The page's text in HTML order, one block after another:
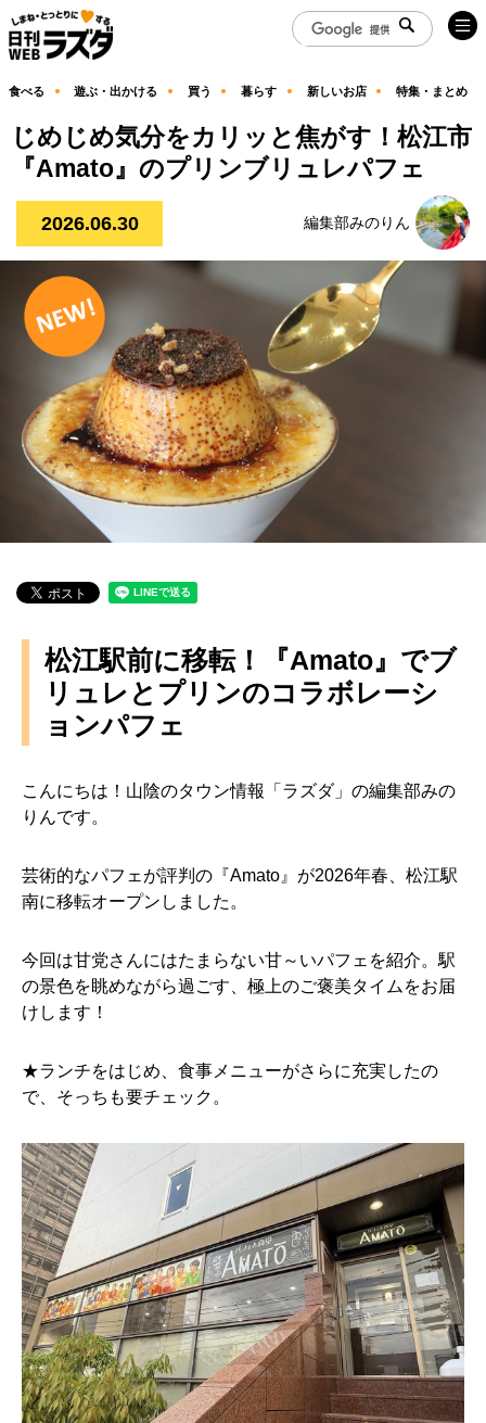
食べる 遊ぶ・出かける 買う 暮らす 新しいお店 特集・まとめ
じめじめ気分をカリッと焦がす！松江市
『Amato』のプリンブリュレパフェ
2026.06.30 編集部みのりん
松江駅前に移転！『Amato』でブ
リュレとプリンのコラボレーシ
ョンパフェ
こんにちは！山陰のタウン情報「ラズダ」の編集部みの
りんです。
芸術的なパフェが評判の『Amato』が2026年春、松江駅
南に移転オープンしました。
今回は甘党さんにはたまらない甘～いパフェを紹介。駅
の景色を眺めながら過ごす、極上のご褒美タイムをお届
けします！
★ランチをはじめ、食事メニューがさらに充実したの
で、そっちも要チェック。